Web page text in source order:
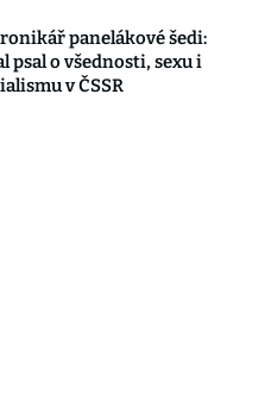
panelákové šedi:
psal o všednosti, sexu i
v ČSSR